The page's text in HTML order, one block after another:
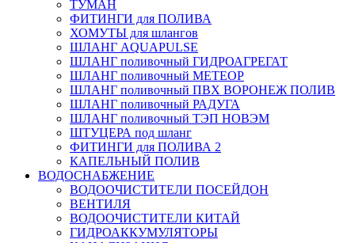
ТУМАН
ФИТИНГИ для ПОЛИВА
ХОМУТЫ для шлангов
ШЛАНГ AQUAPULSE
ШЛАНГ поливочный ГИДРОАГРЕГАТ
ШЛАНГ поливочный МЕТЕОР
ШЛАНГ поливочный ПВХ ВОРОНЕЖ ПОЛИВ
ШЛАНГ поливочный РАДУГА
ШЛАНГ поливочный ТЭП НОВЭМ
ШТУЦЕРА под шланг
ФИТИНГИ для ПОЛИВА 2
КАПЕЛЬНЫЙ ПОЛИВ
ВОДОСНАБЖЕНИЕ
ВОДООЧИСТИТЕЛИ ПОСЕЙДОН
ВЕНТИЛЯ
ВОДООЧИСТИТЕЛИ КИТАЙ
ГИДРОАККУМУЛЯТОРЫ